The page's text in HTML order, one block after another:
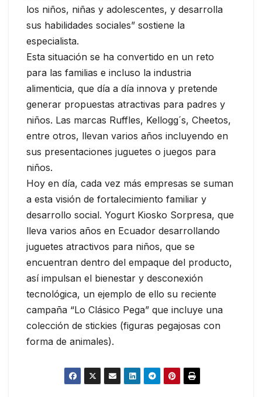
los niños, niñas y adolescentes, y desarrolla
sus habilidades sociales” sostiene la
especialista.
Esta situación se ha convertido en un reto
para las familias e incluso la industria
alimenticia, que día a día innova y pretende
generar propuestas atractivas para padres y
niños. Las marcas Ruffles, Kellogg´s, Cheetos,
entre otros, llevan varios años incluyendo en
sus presentaciones juguetes o juegos para
niños.
Hoy en día, cada vez más empresas se suman
a esta visión de fortalecimiento familiar y
desarrollo social. Yogurt Kiosko Sorpresa, que
lleva varios años en Ecuador desarrollando
juguetes atractivos para niños, que se
encuentran dentro del empaque del producto,
así impulsan el bienestar y desconexión
tecnológica, un ejemplo de ello su reciente
campaña “Lo Clásico Pega” que incluye una
colección de stickies (figuras pegajosas con
forma de animales).